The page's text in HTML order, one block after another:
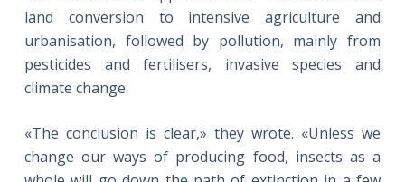
land conversion to intensive agriculture and
urbanisation, followed by pollution, mainly from
pesticides and fertilisers, invasive species and
climate change.
«The conclusion is clear,» they wrote. «Unless we
change our ways of producing food, insects as a